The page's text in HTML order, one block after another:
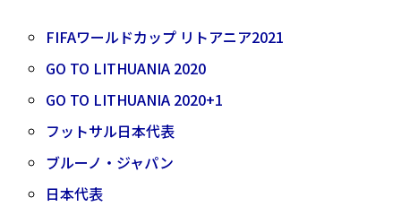
FIFAワールドカップ リトアニア2021
GO TO LITHUANIA 2020
GO TO LITHUANIA 2020+1
フットサル日本代表
ブルーノ・ジャパン
日本代表